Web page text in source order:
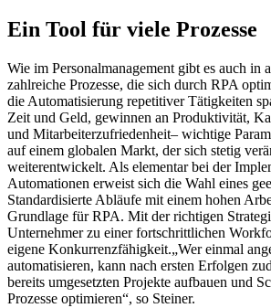
Ein Tool für viele Prozesse
Wie im Personalmanagement gibt es auch in
zahlreiche Prozesse, die sich durch RPA
die Automatisierung repetitiver Tätigkeiten
Zeit und Geld, gewinnen an Produktivität,
und Mitarbeiterzufriedenheit– wichtige
auf einem globalen Markt, der sich stetig
weiterentwickelt. Als elementar bei der
Automationen erweist sich die Wahl eines
Standardisierte Abläufe mit einem hohen
Grundlage für RPA. Mit der richtigen
Unternehmer zu einer fortschrittlichen
eigene Konkurrenzfähigkeit.„Wer einmal
automatisieren, kann nach ersten Erfolgen
bereits umgesetzten Projekte aufbauen und
Prozesse optimieren“, so Steiner.